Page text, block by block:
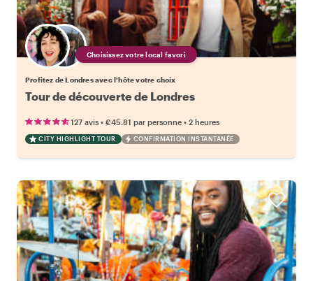
Choisissez votre local favori
Profitez de Londres avec l'hôte votre choix
Tour de découverte de Londres
127 avis • €45.81 par personne • 2 heures
CITY HIGHLIGHT TOUR CONFIRMATION INSTANTANÉE